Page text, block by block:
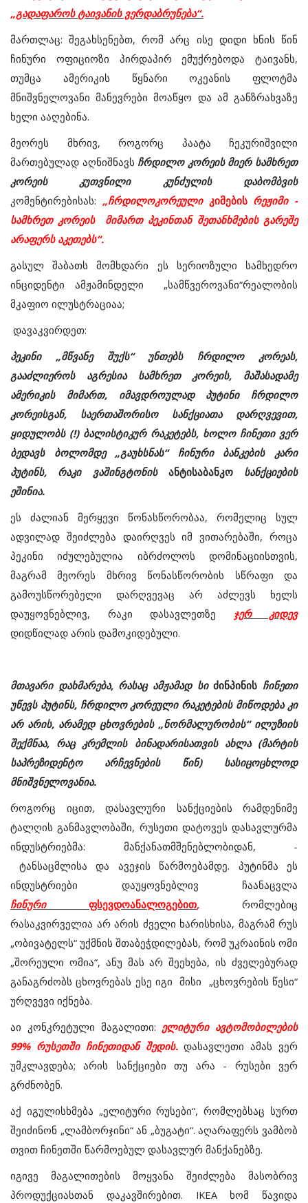
„გადაფაროს ტაივანის ვერდაბრუნება“.
მართლაც: შეგახსენებთ, რომ არც ისე დიდი ხნის წინ
ჩინური ოფიციოზი პირდაპირ ემუქრებოდა ტაივანს,
თუმცა ამერიკის წყნარი ოკეანის ფლოტმა
მნიშვნელოვანი მანევრები მოაწყო და ამ განზრახვაზე
ხელი ააღებინა.
მეორეს მხრივ, როგორც პაატა ჩეკურიშვილი
მართებულად აღნიშნავს ჩრდილო კორეის მიერ სამხრეთ
კორეის კუთვნილი კუნძულის დაბომბვის
კომენტირებისას: „ჩრდილოკორეული კიმებისრეჟიმი -
სამხრეთ კორეის მიმართ პეკინთან შეთანხმების გარეშე
არაფერს აკეთებს“.
გასულ შაბათს მომხდარი ეს სერიოზული სამხედრო
ინციდენტი ამჟამინდელი „სამწვეროვანი“რეალობის
მკაფიო ილუსტრაციაა;
დავაკვირდეთ:
პეკინი „მწვანე შუქს“ უნთებს ჩრდილო კორეას,
გააძლიეროს აგრესია სამხრეთ კორეის, მაშასადამე
ამერიკის მიმართ, იმავდროულად პუტინი ჩრდილო
კორეისგან, საერთაშორისო სანქციათა დარღვევით,
ყიდულობს (!) ბალისტიკურ რაკეტებს, ხოლო ჩინეთი ვერ
ბედავს ბოლომდე „გაუხსნას“ ჩინური ბანკების კარი
პუტინს, რაკი ვაშინგტონის ანტისაბანკოსანქციების
ეშინია.
ეს ძალიან მერყევი წონასწორობაა, რომელიც სულ
ადვილად შეიძლება დაირღვეს იმ ვითარებაში, როცა
პეკინი იძულებულია იბრძოლოს დომინაციისთვის,
მაგრამ მეორეს მხრივ წონასწორობის სწრაფი და
გამოუსწორებელი დარღვევაც არ აძლევს ხელს
დაუყოვნებლივ, რაკი დასავლეთზე ჯერ კიდევ
დიდწილად არის დამოკიდებული.
მთავარი დახმარება, რასაც ამჟამად სიძინპინის ჩინეთი
უწევს პუტინს, ჩრდილო კორეული რაკეტების მიწოდება კი
არ არის, არამედ ცხოვრების „ნორმალურობის“ ილუზიის
შექმნაა, რაც კრემლის ბინადარისათვის ახლა (მარტის
საპრეზიდენტო არჩევნების წინ) სასიცოცხლოდ
მნიშვნელოვანია.
როგორც იცით, დასავლური სანქციების რამდენიმე
ტალღის განმავლობაში, რუსეთი დატოვეს დასავლურმა
ინდუსტრიებმა: მანქანათმშენებლობიდან, -
ტანსაცმლისა და ავეჯის წარმოებამდე. პუტინმა ეს
ინდუსტრიები დაუყოვნებლივ ჩაანაცვლა
ჩინური ფსევდოანალოგებით, რომლებიც
რასაკვირველია არ არის ძველი ხარისხისა, მაგრამ რუს
„ობივატელს“ უქმნის შთაბეჭდილებას, რომ უკრაინის ომი
„შორეული ომია“, ანუ მას არ შეეხება, ის ძველებურად
განაგრძობს ცხოვრებას ესე იგი მისი „ცხოვრების წესი“
ურღვევი იქნება.
აი კონკრეტული მაგალითი:ელიტური ავტომობილების
99% რუსეთში ჩინეთიდან შედის.დასავლეთი ამას ვერ
უმკლავდება; არის სანქციები თუ არა - რუსები ვერ
გრძნობენ.
აქ იგულისხმება „ელიტური რუსები“, რომლებსაც სურთ
შეიძინონ „ლამბორჯინი“ ან „ბუგატი“. აღარაფერს ვამბობ
თვით ჩინეთში წარმოებულ დასავლურ მანქანებზე.
იგივე მაგალითების მოყვანა შეიძლება მასობრივ
პროდუქციასთან დაკავშირებით. IKEA ხომ წავიდა